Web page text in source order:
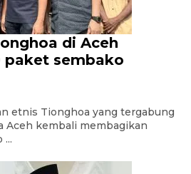
di Aceh
paket sembako
etnis Tionghoa yang tergabung
Aceh kembali membagikan
...